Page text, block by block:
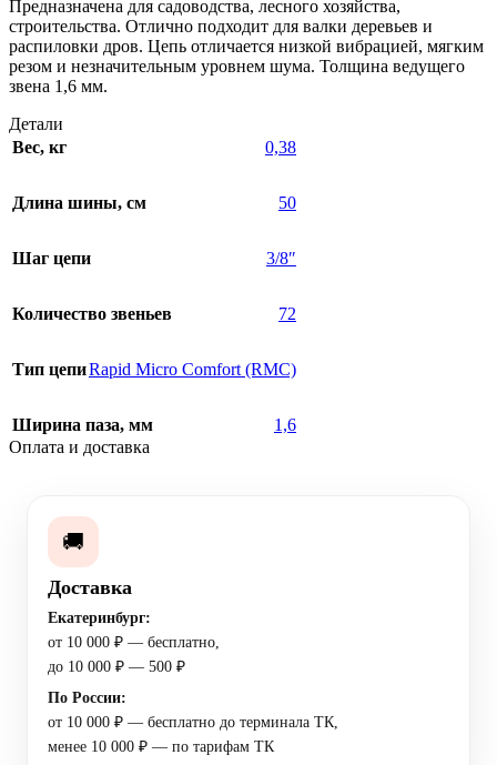
Предназначена для садоводства, лесного хозяйства,
строительства. Отлично подходит для валки деревьев и
распиловки дров. Цепь отличается низкой вибрацией, мягким
резом и незначительным уровнем шума. Толщина ведущего
звена 1,6 мм.
Детали
Вес, кг
0,38
Длина шины, см 50
Шаг цепи 3/8″
Количество звеньев 72
Тип цепиRapid Micro Comfort (RMC)
Ширина паза, мм
1,6
Оплата и доставка
🚚
Доставка
Екатеринбург:
от 10 000 ₽ — бесплатно,
до 10 000 ₽ — 500 ₽
По России:
от 10 000 ₽ — бесплатно до терминала ТК,
менее 10 000 ₽ — по тарифам ТК